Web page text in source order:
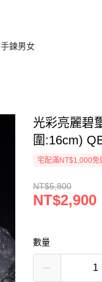
手鍊男女
光彩亮麗碧
圍:16cm)
宅配滿NT$1,000免
NT$5,800
NT$2,900
數量